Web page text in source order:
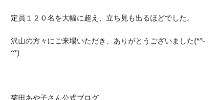
定員１２０名を大幅に超え、立ち見も出るほどでした。
沢山の方々にご来場いただき、ありがとうございました(*^-
^*)
菊田あや子さん公式ブログ